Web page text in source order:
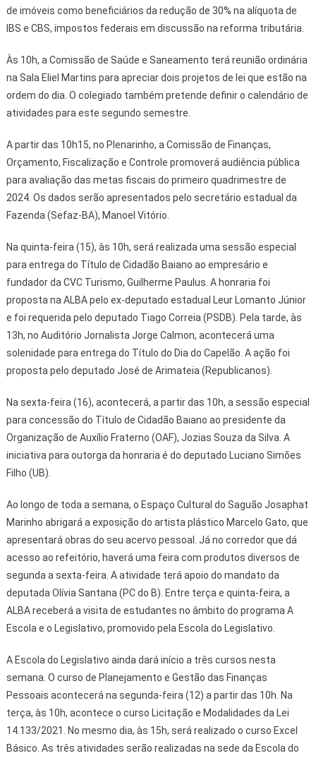
de imóveis como beneficiários da redução de 30% na alíquota de
IBS e CBS, impostos federais em discussão na reforma tributária.
Às 10h, a Comissão de Saúde e Saneamento terá reunião ordinária
na Sala Eliel Martins para apreciar dois projetos de lei que estão na
ordem do dia. O colegiado também pretende definir o calendário de
atividades para este segundo semestre.
A partir das 10h15, no Plenarinho, a Comissão de Finanças,
Orçamento, Fiscalização e Controle promoverá audiência pública
para avaliação das metas fiscais do primeiro quadrimestre de
2024. Os dados serão apresentados pelo secretário estadual da
Fazenda (Sefaz-BA), Manoel Vitório.
Na quinta-feira (15), às 10h, será realizada uma sessão especial
para entrega do Título de Cidadão Baiano ao empresário e
fundador da CVC Turismo, Guilherme Paulus. A honraria foi
proposta na ALBA pelo ex-deputado estadual Leur Lomanto Júnior
e foi requerida pelo deputado Tiago Correia (PSDB). Pela tarde, às
13h, no Auditório Jornalista Jorge Calmon, acontecerá uma
solenidade para entrega do Título do Dia do Capelão. A ação foi
proposta pelo deputado José de Arimateia (Republicanos).
Na sexta-feira (16), acontecerá, a partir das 10h, a sessão especial
para concessão do Título de Cidadão Baiano ao presidente da
Organização de Auxílio Fraterno (OAF), Jozias Souza da Silva. A
iniciativa para outorga da honraria é do deputado Luciano Simões
Filho (UB).
Ao longo de toda a semana, o Espaço Cultural do Saguão Josaphat
Marinho abrigará a exposição do artista plástico Marcelo Gato, que
apresentará obras do seu acervo pessoal. Já no corredor que dá
acesso ao refeitório, haverá uma feira com produtos diversos de
segunda a sexta-feira. A atividade terá apoio do mandato da
deputada Olívia Santana (PC do B). Entre terça e quinta-feira, a
ALBA receberá a visita de estudantes no âmbito do programa A
Escola e o Legislativo, promovido pela Escola do Legislativo.
A Escola do Legislativo ainda dará início a três cursos nesta
semana. O curso de Planejamento e Gestão das Finanças
Pessoais acontecerá na segunda-feira (12) a partir das 10h. Na
terça, às 10h, acontece o curso Licitação e Modalidades da Lei
14.133/2021. No mesmo dia, às 15h, será realizado o curso Excel
Básico. As três atividades serão realizadas na sede da Escola do